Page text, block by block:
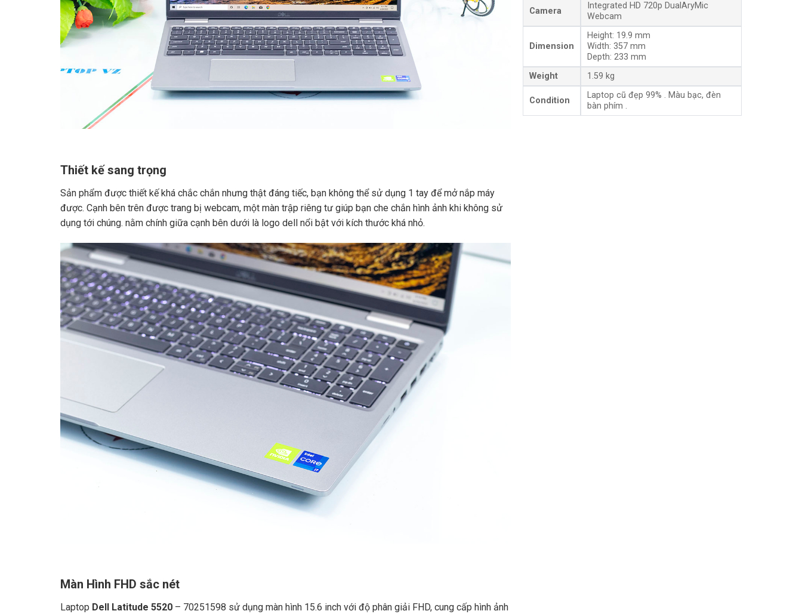
Thiết kế sang trọng
Sản phẩm được thiết kế khá chắc chắn nhưng thật đáng tiếc, bạn không thể sử dụng 1 tay để mở nắp máy
được. Cạnh bên trên được trang bị webcam, một màn trập riêng tư giúp bạn che chắn hình ảnh khi không sử
dụng tới chúng. nằm chính giữa cạnh bên dưới là logo dell nổi bật với kích thước khá nhỏ.
Màn Hình FHD sắc nét
Laptop Dell Latitude 5520– 70251598 sử dụng màn hình 15.6 inch với độ phân giải FHD, cung cấp hình ảnh
Camera
Integrated HD 720p DualAryMic
Webcam
Dimension
Height: 19.9 mm
Width: 357 mm
Depth: 233 mm
Weight
1.59 kg
Condition
Laptop cũ đẹp 99% . Màu bạc, đèn
bàn phím .